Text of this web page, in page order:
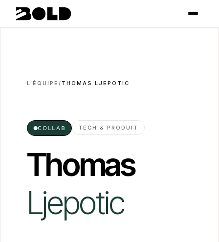
L'ÉQUIPE/ THOMAS LJEPOTIC
●COLLAB TECH & PRODUIT
Thomas
Ljepotic